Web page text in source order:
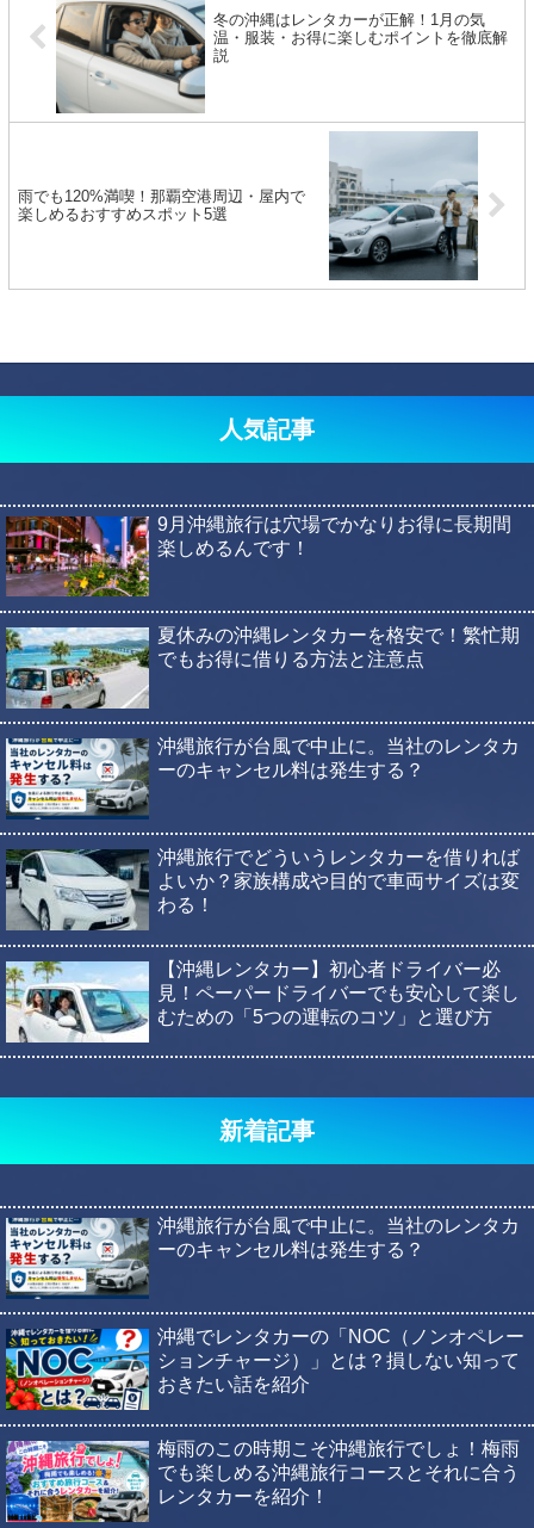
冬の沖縄はレンタカーが正解！1月の気
温・服装・お得に楽しむポイントを徹底解
説
雨でも120%満喫！那覇空港周辺・屋内で
楽しめるおすすめスポット5選
人気記事
9月沖縄旅行は穴場でかなりお得に長期間
楽しめるんです！
夏休みの沖縄レンタカーを格安で！繁忙期
でもお得に借りる方法と注意点
沖縄旅行が台風で中止に。当社のレンタカ
ーのキャンセル料は発生する？
沖縄旅行でどういうレンタカーを借りれば
よいか？家族構成や目的で車両サイズは変
わる！
【沖縄レンタカー】初心者ドライバー必
見！ペーパードライバーでも安心して楽し
むための「5つの運転のコツ」と選び方
新着記事
沖縄旅行が台風で中止に。当社のレンタカ
ーのキャンセル料は発生する？
沖縄でレンタカーの「NOC（ノンオペレー
ションチャージ）」とは？損しない知って
おきたい話を紹介
梅雨のこの時期こそ沖縄旅行でしょ！梅雨
でも楽しめる沖縄旅行コースとそれに合う
レンタカーを紹介！